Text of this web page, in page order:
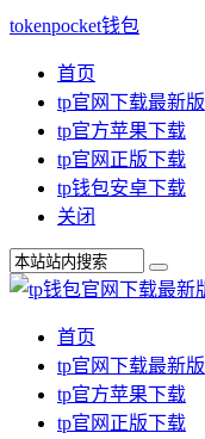
tokenpocket钱包
首页
tp官网下载最新版
tp官方苹果下载
tp官网正版下载
tp钱包安卓下载
关闭
首页
tp官网下载最新版
tp官方苹果下载
tp官网正版下载